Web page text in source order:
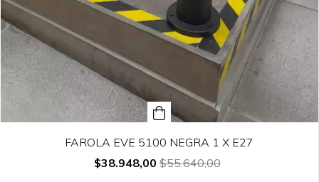
FAROLA EVE 5100 NEGRA 1 X E27
$38.948,00 $55.640,00